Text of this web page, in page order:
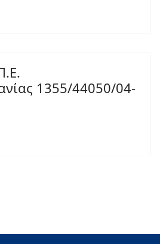
1355/44050/04-